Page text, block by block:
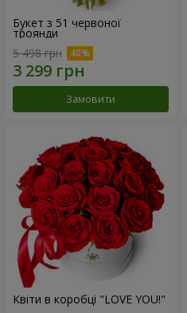
Букет з 51 червоної
троянди
5 498 грн
Замовити
Квіти в коробці "LOVE YOU!"